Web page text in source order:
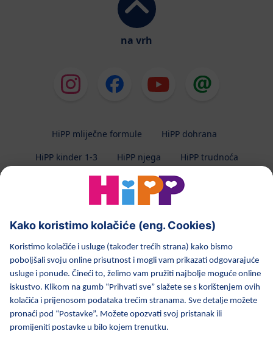
na vrh
HiPP mliječne formule
HiPP dohrana
HiPP kinder 1-3
HiPP njega HiPP trudnoća
Zaštita privatnosti
Uvjeti korištenja